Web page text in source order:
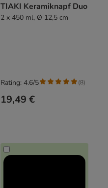
TIAKI Keramiknapf Duo
2 x 450 ml, Ø 12,5 cm
19,49 €
Rating: 4.6/5 (8)